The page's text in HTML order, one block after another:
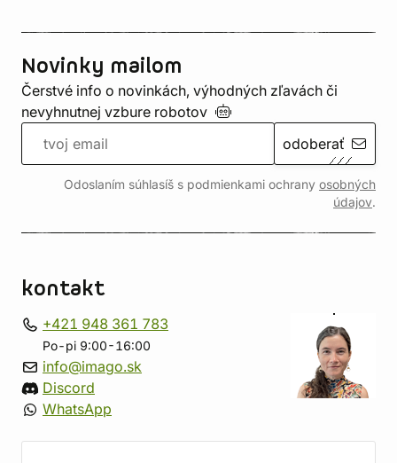
Novinky mailom
Čerstvé info o novinkách, výhodných zľavách či
nevyhnutnej vzbure robotov
odoberať
Odoslaním súhlasíš s podmienkami ochrany osobných
údajov.
kontakt
+421 948 361 783
Po-pi 9:00-16:00
info@imago.sk
Discord
WhatsApp